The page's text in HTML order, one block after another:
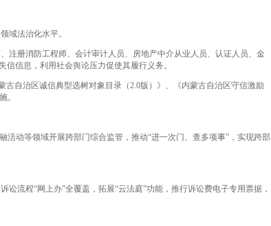
域法治化水平。
册消防工程师、会计审计人员、房地产中介从业人员、认证人员、金
信息，利用社会舆论压力促使其履行义务。
自治区诚信典型选树对象目录（2.0版）》、《内蒙古自治区守信激励
。
动等领域开展跨部门综合监管，推动“进一次门、查多项事”，实现跨部
流程“网上办”全覆盖，拓展“云法庭”功能，推行诉讼费电子专用票据，